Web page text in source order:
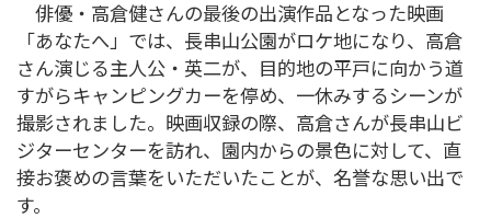
俳優・高倉健さんの最後の出演作品となった映画
「あなたへ」では、長串山公園がロケ地になり、高倉
さん演じる主人公・英二が、目的地の平戸に向かう道
すがらキャンピングカーを停め、一休みするシーンが
撮影されました。映画収録の際、高倉さんが長串山ビ
ジターセンターを訪れ、園内からの景色に対して、直
接お褒めの言葉をいただいたことが、名誉な思い出で
す。